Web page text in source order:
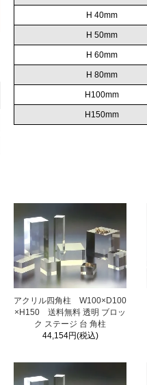
H 40mm
H 50mm
H 60mm
H 80mm
H100mm
H150mm
アクリル四角柱 W100×D100
×H150 送料無料 透明 ブロッ
ク ステージ 台 角柱
44,154円(税込)